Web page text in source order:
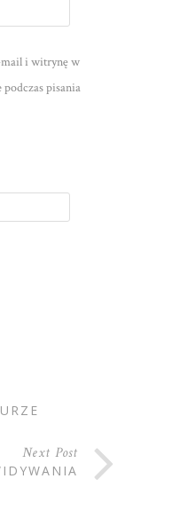
mail i witrynę w
podczas pisania
Next Post